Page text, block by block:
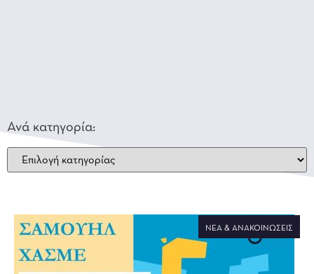
Ανά κατηγορία:
ΝΈΑ & ΑΝΑΚΟΙΝΏΣΕΙΣ